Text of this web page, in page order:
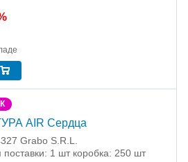
AIR Сердца
Grabo S.R.L.
поставки: 1 шт коробка: 250 шт